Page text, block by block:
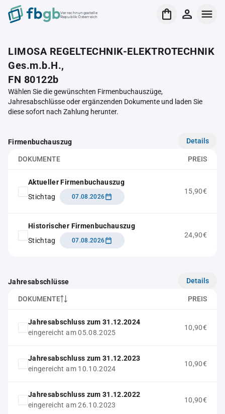
Verrechnungsstelle
Republik Österreich
LIMOSA REGELTECHNIK-ELEKTROTECHNIK
Ges.m.b.H.,
FN 80122b
Wählen Sie die gewünschten Firmenbuchauszüge,
Jahresabschlüsse oder ergänzenden Dokumente und laden Sie
diese sofort nach Zahlung herunter.
Firmenbuchauszug Details
DOKUMENTE PREIS
Aktueller Firmenbuchauszug
Stichtag
07.08.2026
15,90€
Historischer Firmenbuchauszug
Stichtag
07.08.2026
24,90€
Jahresabschlüsse Details
DOKUMENTE PREIS
Jahresabschluss zum 31.12.2024
eingereicht am 05.08.2025
10,90€
Jahresabschluss zum 31.12.2023
eingereicht am 10.10.2024
10,90€
Jahresabschluss zum 31.12.2022
eingereicht am 26.10.2023
10,90€